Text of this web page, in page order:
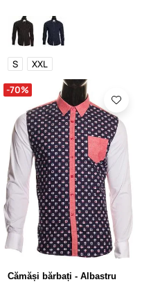
S XXL
-70%
Cămăși bărbați - Albastru